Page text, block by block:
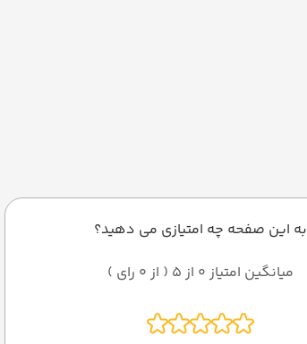
به این صفحه چه امتیازی می دهید؟
میانگین امتیاز 0 از 5 ( از 0 رای )